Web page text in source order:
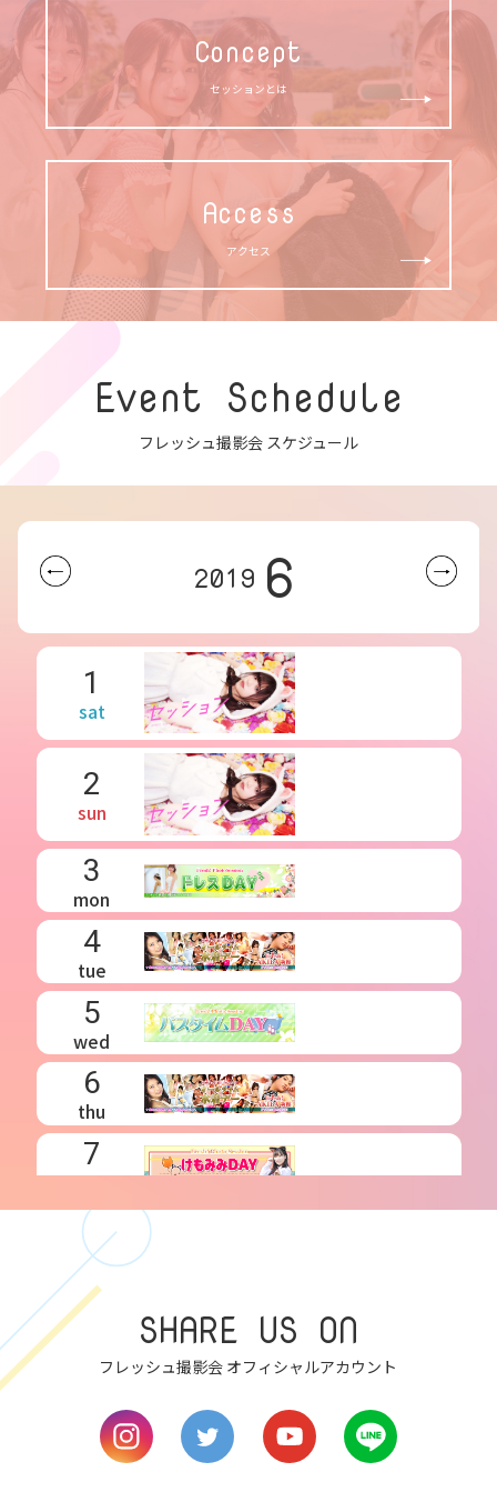
Concept
セッションとは
Access
アクセス
Event Schedule
フレッシュ撮影会 スケジュール
2019 6
1
sat
2
sun
3
mon
4
tue
5
wed
6
thu
7
fri
8
sat
mon
11
SHARE US ON
フレッシュ撮影会 オフィシャルアカウント